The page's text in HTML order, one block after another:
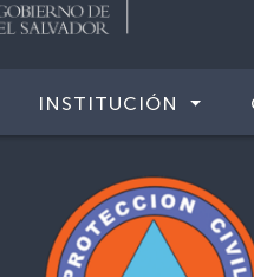
INSTITUCIÓN